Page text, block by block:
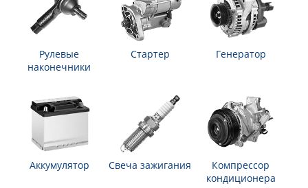
Рулевые
наконечники
Стартер Генератор
Аккумулятор Свеча зажигания
Компрессор
кондиционера